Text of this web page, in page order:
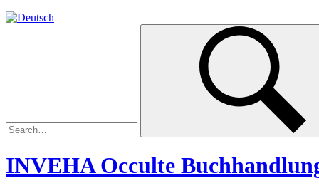
INVEHA Occulte